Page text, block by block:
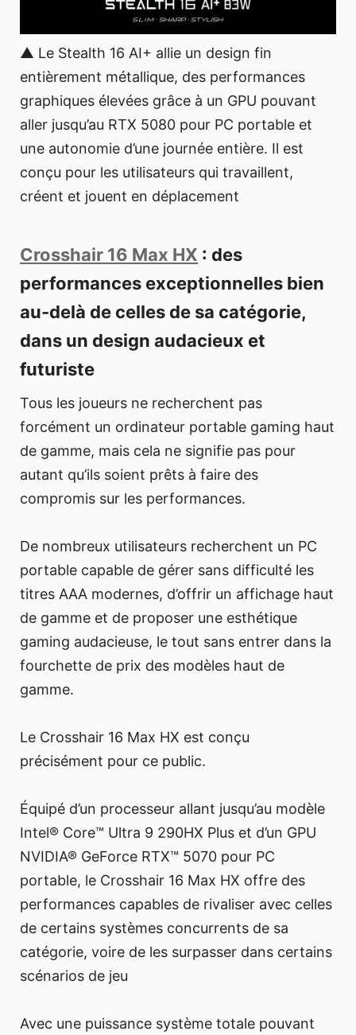
▲ Le Stealth 16 AI+ allie un design fin
entièrement métallique, des performances
graphiques élevées grâce à un GPU pouvant
aller jusqu’au RTX 5080 pour PC portable et
une autonomie d’une journée entière. Il est
conçu pour les utilisateurs qui travaillent,
créent et jouent en déplacement
Crosshair 16 Max HX : des
performances exceptionnelles bien
au-delà de celles de sa catégorie,
dans un design audacieux et
futuriste
Tous les joueurs ne recherchent pas
forcément un ordinateur portable gaming haut
de gamme, mais cela ne signifie pas pour
autant qu’ils soient prêts à faire des
compromis sur les performances.
De nombreux utilisateurs recherchent un PC
portable capable de gérer sans difficulté les
titres AAA modernes, d’offrir un affichage haut
de gamme et de proposer une esthétique
gaming audacieuse, le tout sans entrer dans la
fourchette de prix des modèles haut de
gamme.
Le Crosshair 16 Max HX est conçu
précisément pour ce public.
Équipé d’un processeur allant jusqu’au modèle
Intel® Core™ Ultra 9 290HX Plus et d’un GPU
NVIDIA® GeForce RTX™ 5070 pour PC
portable, le Crosshair 16 Max HX offre des
performances capables de rivaliser avec celles
de certains systèmes concurrents de sa
catégorie, voire de les surpasser dans certains
scénarios de jeu
Avec une puissance système totale pouvant